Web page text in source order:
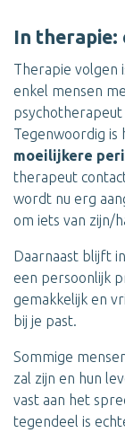
In therapie:
Therapie volgen
enkel mensen
psychotherapeut
Tegenwoordig is
moeilijkere
therapeut
wordt nu erg
om iets van zijn/
Daarnaast blijft
een persoonlijk
gemakkelijk en
bij je past.
Sommige
zal zijn en hun
vast aan het
tegendeel is